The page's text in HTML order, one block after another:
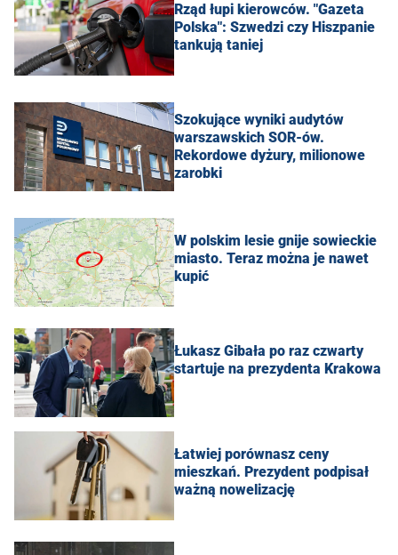
Rząd łupi kierowców. "Gazeta
Polska": Szwedzi czy Hiszpanie
tankują taniej
Szokujące wyniki audytów
warszawskich SOR-ów.
Rekordowe dyżury, milionowe
zarobki
W polskim lesie gnije sowieckie
miasto. Teraz można je nawet
kupić
Łukasz Gibała po raz czwarty
startuje na prezydenta Krakowa
Łatwiej porównasz ceny
mieszkań. Prezydent podpisał
ważną nowelizację